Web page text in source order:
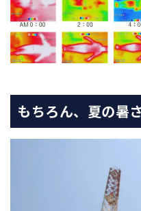
もちろん、夏の暑